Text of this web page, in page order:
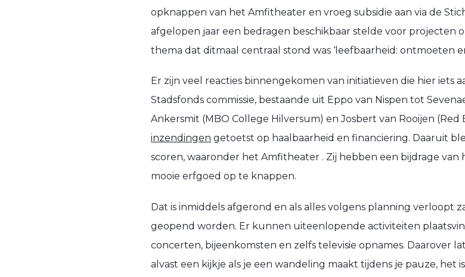
opknappen van het Amfitheater en vroeg subsidie aan via de
afgelopen jaar een bedragen beschikbaar stelde voor projecten
thema dat ditmaal centraal stond was ‘leefbaarheid: ontmoeten
Er zijn veel reacties binnengekomen van initiatieven die hier iets
Stadsfonds commissie, bestaande uit Eppo van Nispen tot
Ankersmit (MBO College Hilversum) en Josbert van Rooijen (Red
inzendingen getoetst op haalbaarheid en financiering. Daaruit
scoren, waaronder het Amfitheater . Zij hebben een bijdrage
mooie erfgoed op te knappen.
Dat is inmiddels afgerond en als alles volgens planning verloopt
geopend worden. Er kunnen uiteenlopende activiteiten
concerten, bijeenkomsten en zelfs televisie opnames. Daarover
alvast een kijkje als je een wandeling maakt tijdens je pauze, het